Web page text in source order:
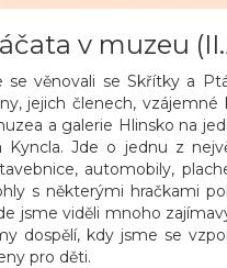
v muzeu
se věnovali se Skřítky a
jejich členech,
a galerie Hlinsko na
Kyncla. Jde o jednu z
automobily,
s některými hračkami
jsme viděli mnoho
dospělí, kdy jsme se
pro děti.